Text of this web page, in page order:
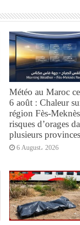
Météo au Maroc
6 août : Chaleur
région Fès-
risques d’orages
plusieurs provinces
6 August، 2026